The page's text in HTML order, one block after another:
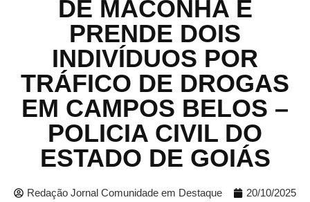
DE MACONHA E
PRENDE DOIS
INDIVÍDUOS POR
TRÁFICO DE DROGAS
EM CAMPOS BELOS –
POLICIA CIVIL DO
ESTADO DE GOIÁS
Redação Jornal Comunidade em Destaque
20/10/2025